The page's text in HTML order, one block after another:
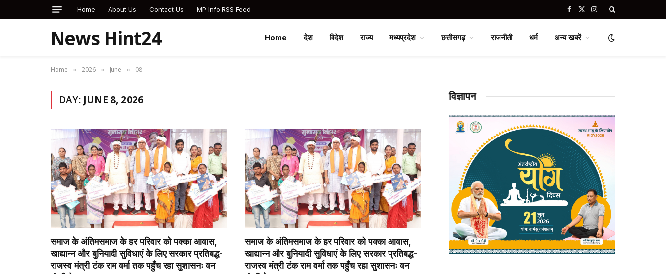
Home About Us Contact Us MP Info RSS Feed Facebook
X
Instagram
News Hint24 Home देश विदेश राज्य मध्यप्रदेश छत्तीसगढ़ राजनीती धर्म अन्य खबरें
Home » 2026 » June » 08
DAY: JUNE 8, 2026
समाज के अंतिमसमाज के हर परिवार को पक्का आवास,
खाद्यान्न और बुनियादी सुविधाएं के लिए सरकार प्रतिबद्ध-
राजस्व मंत्री टंक राम वर्मा तक पहुँच रहा सुशासनः वन
समाज के अंतिमसमाज के हर परिवार को पक्का आवास,
खाद्यान्न और बुनियादी सुविधाएं के लिए सरकार प्रतिबद्ध-
राजस्व मंत्री टंक राम वर्मा तक पहुँच रहा सुशासनः वन
विज्ञापन